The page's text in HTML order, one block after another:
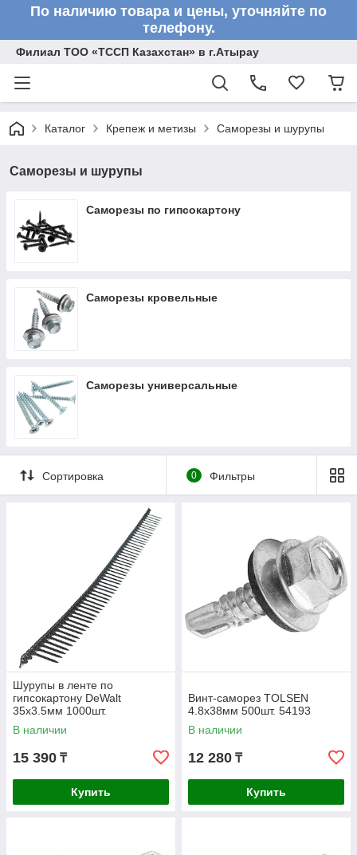
По наличию товара и цены, уточняйте по
телефону.
Филиал ТОО «ТССП Казахстан» в г.Атырау
Каталог Крепеж и метизы Саморезы и шурупы
Саморезы и шурупы
Саморезы по гипсокартону
Саморезы кровельные
Саморезы универсальные
Сортировка 0 Фильтры
Шурупы в ленте по
гипсокартону DeWalt
35х3.5мм 1000шт.
DWF4000350
В наличии
15 390 ₸
Купить
Винт-саморез TOLSEN
4.8х38мм 500шт. 54193
В наличии
12 280 ₸
Купить